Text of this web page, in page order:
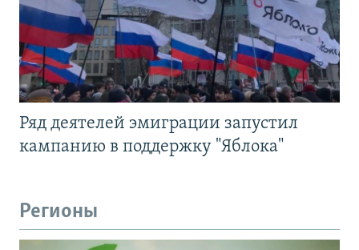
Ряд деятелей эмиграции запустил
кампанию в поддержку "Яблока"
Регионы